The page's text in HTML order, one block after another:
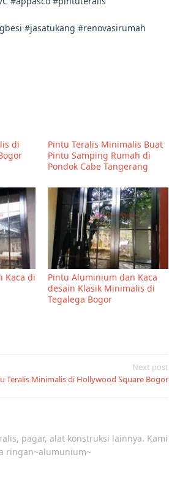
#jasatukang #renovasirumah
di
Pintu Teralis Minimalis Buat
Pintu Samping Rumah di
Pondok Cabe Tangerang
Kaca di
Pintu Aluminium dan Kaca
desain Klasik Minimalis di
Tegalega Bogor
Next post
Teralis Minimalis di Hollywood Square Bogor
pagar, alat konstruksi lainnya. Kami
ringan~alumunium~